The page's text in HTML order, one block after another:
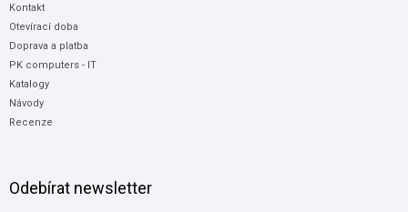
Kontakt
Otevírací doba
Doprava a platba
PK computers - IT
Katalogy
Návody
Recenze
Odebírat newsletter